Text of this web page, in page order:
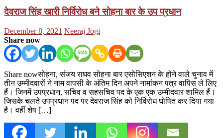
देवराज सिंह खारी निर्विरोध बने सोहना बार के उप प्रधान
Posted
on
December 8, 2021 Author
Neeraj Jogi
Share now
Share nowसोहना, संजय राघव सोहना बार एसोसिएशन के होने वाले चुनाव में
तीन उम्मीदवारों ने नाम वापसी के अंतिम दिन अपने नामांकन पत्र वापिस ले लिए
हैं। जिनमें उपप्रधान, सचिव व सहसचिव पद के एक एक उम्मीदवार शामिल हैं।
जिसके चलते उपप्रधान पद पर देवराज सिंह को निर्विरोध घोषित कर दिया गया
है। वहीं शेष […]